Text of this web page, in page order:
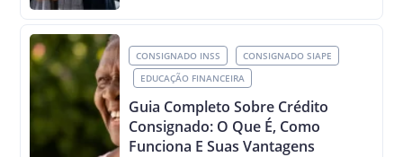
CONSIGNADO INSS
CONSIGNADO SIAPE
EDUCAÇÃO FINANCEIRA
Guia Completo Sobre Crédito
Consignado: O Que É, Como
Funciona E Suas Vantagens